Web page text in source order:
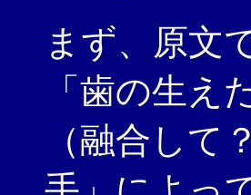
まず、原文
「歯の生え
（融合して